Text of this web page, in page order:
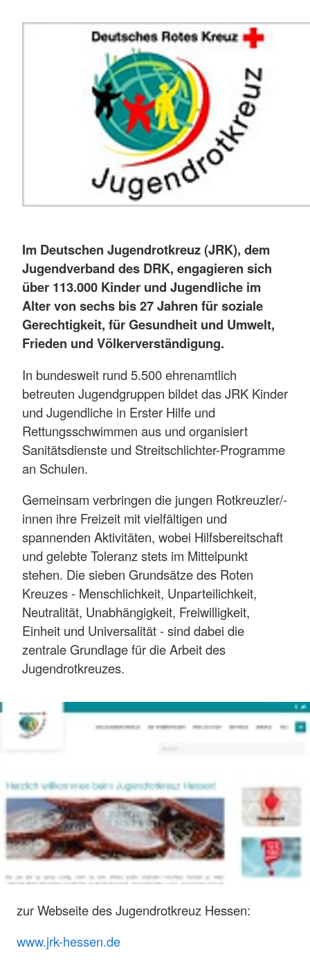
Im Deutschen Jugendrotkreuz (JRK), dem
Jugendverband des DRK, engagieren sich
über 113.000 Kinder und Jugendliche im
Alter von sechs bis 27 Jahren für soziale
Gerechtigkeit, für Gesundheit und Umwelt,
Frieden und Völkerverständigung.
In bundesweit rund 5.500 ehrenamtlich
betreuten Jugendgruppen bildet das JRK Kinder
und Jugendliche in Erster Hilfe und
Rettungsschwimmen aus und organisiert
Sanitätsdienste und Streitschlichter-Programme
an Schulen.
Gemeinsam verbringen die jungen Rotkreuzler/-
innen ihre Freizeit mit vielfältigen und
spannenden Aktivitäten, wobei Hilfsbereitschaft
und gelebte Toleranz stets im Mittelpunkt
stehen. Die sieben Grundsätze des Roten
Kreuzes - Menschlichkeit, Unparteilichkeit,
Neutralität, Unabhängigkeit, Freiwilligkeit,
Einheit und Universalität - sind dabei die
zentrale Grundlage für die Arbeit des
Jugendrotkreuzes.
zur Webseite des Jugendrotkreuz Hessen:
www.jrk-hessen.de